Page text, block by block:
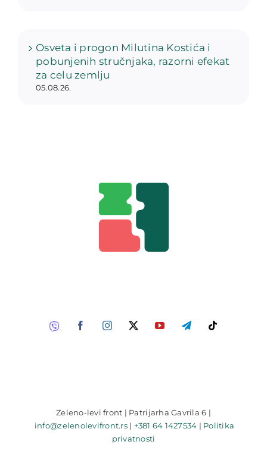
Osveta i progon Milutina Kostića i
pobunjenih stručnjaka, razorni efekat
za celu zemlju
05.08.26.
Zeleno-levi front | Patrijarha Gavrila 6 |
info@zelenolevifront.rs| +381 64 1427534 | Politika
privatnosti